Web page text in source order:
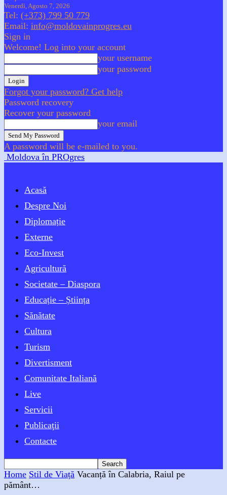
Venerdì, Agosto 7, 2026
Tel: (+373) 799 50 779
Email: info@moldovainprogres.eu
Sign in
Welcome! Log into your account
your username
your password
Forgot your password? Get help
Password recovery
Recover your password
your email
A password will be e-mailed to you.
Moldova în PROgres
Acasă
Despre Noi
Diplomație
Externe
Eco-Invest
Agricultură
Societate – Diaspora
Educație – Știința
Sănătate
Cultura
Turism
Divertisment
Comunitate Italiană
Live
Servicii
Publicaţii
Contacte
Home Stil de Viață Vacanță în Calabria, Raiul pe
pământ…